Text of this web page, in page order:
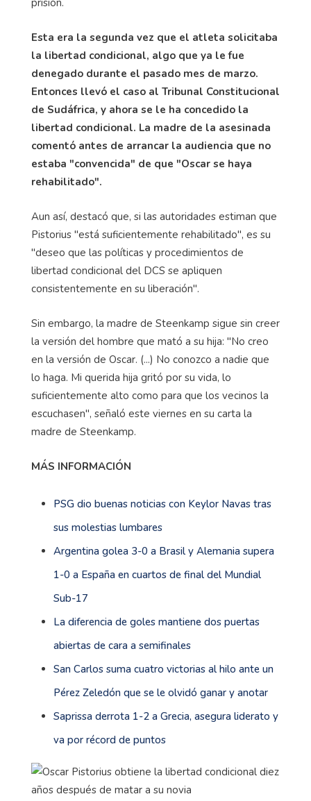
Esta era la segunda vez que el atleta solicitaba
la libertad condicional, algo que ya le fue
denegado durante el pasado mes de marzo.
Entonces llevó el caso al Tribunal Constitucional
de Sudáfrica, y ahora se le ha concedido la
libertad condicional. La madre de la asesinada
comentó antes de arrancar la audiencia que no
estaba "convencida" de que "Oscar se haya
rehabilitado".
Aun así, destacó que, si las autoridades estiman que
Pistorius "está suficientemente rehabilitado", es su
"deseo que las políticas y procedimientos de
libertad condicional del DCS se apliquen
consistentemente en su liberación".
Sin embargo, la madre de Steenkamp sigue sin creer
la versión del hombre que mató a su hija: "No creo
en la versión de Oscar. (...) No conozco a nadie que
lo haga. Mi querida hija gritó por su vida, lo
suficientemente alto como para que los vecinos la
escuchasen", señaló este viernes en su carta la
madre de Steenkamp.
MÁS INFORMACIÓN
PSG dio buenas noticias con Keylor Navas tras
sus molestias lumbares
Argentina golea 3-0 a Brasil y Alemania supera
1-0 a España en cuartos de final del Mundial
Sub-17
La diferencia de goles mantiene dos puertas
abiertas de cara a semifinales
San Carlos suma cuatro victorias al hilo ante un
Pérez Zeledón que se le olvidó ganar y anotar
Saprissa derrota 1-2 a Grecia, asegura liderato y
va por récord de puntos